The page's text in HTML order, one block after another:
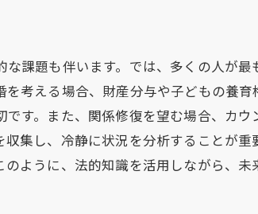
課題も伴います。では、多くの人が
考える場合、財産分与や子どもの養
す。また、関係修復を望む場合、カ
集し、冷静に状況を分析することが
ように、法的知識を活用しながら、